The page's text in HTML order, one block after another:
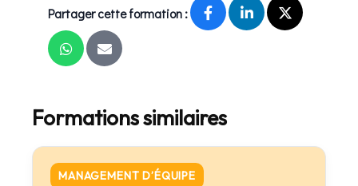
Partager cette formation :
Formations similaires
MANAGEMENT D’ÉQUIPE